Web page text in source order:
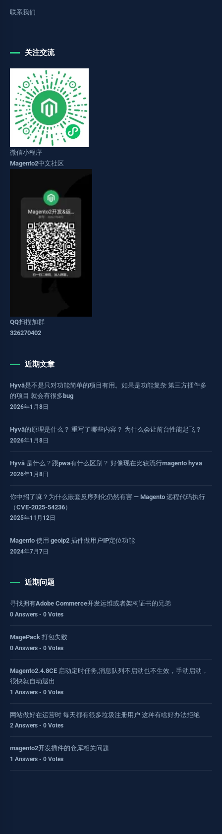
联系我们
关注交流
微信小程序
Magento2中文社区
QQ扫描加群
326270402
近期文章
Hyvä是不是只对功能简单的项目有用。如果是功能复杂 第三方插件多
的项目 就会有很多bug
2026年1月8日
Hyvä的原理是什么？ 重写了哪些内容？ 为什么会让前台性能起飞？
2026年1月8日
Hyvä 是什么？跟pwa有什么区别？ 好像现在比较流行magento hyva
2026年1月8日
你中招了嘛？为什么嵌套反序列化仍然有害 — Magento 远程代码执行
（CVE-2025-54236）
2025年11月12日
Magento 使用 geoip2 插件做用户IP定位功能
2024年7月7日
近期问题
寻找拥有Adobe Commerce开发运维或者架构证书的兄弟
0 Answers - 0 Votes
MagePack 打包失败
0 Answers - 0 Votes
Magento2.4.8CE 启动定时任务,消息队列不启动也不生效，手动启动，
很快就自动退出
1 Answers - 0 Votes
网站做好在运营时 每天都有很多垃圾注册用户 这种有啥好办法拒绝
2 Answers - 0 Votes
magento2开发插件的仓库相关问题
1 Answers - 0 Votes